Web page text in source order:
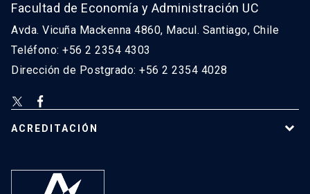
Facultad de Economía y Administración UC
Avda. Vicuña Mackenna 4860, Macul. Santiago, Chile
Teléfono: +56 2 2354 4303
Dirección de Postgrado: +56 2 2354 4028
ACREDITACIÓN